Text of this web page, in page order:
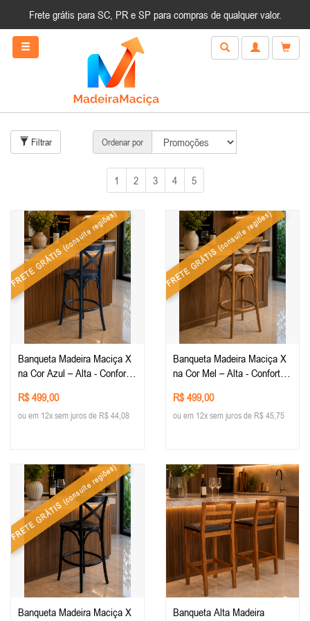
Frete grátis para SC, PR e SP para compras de qualquer valor.
Filtrar Ordenar por
1 2 3 4 5
FRETE GRÁTIS
(consulte regiões)
Banqueta Madeira Maciça X
na Cor Azul – Alta - Conforto
Mobiliario Rústico
R$ 499,00
ou em 12x sem juros de R$ 44,08
FRETE GRÁTIS
(consulte regiões)
Banqueta Madeira Maciça X
na Cor Mel – Alta - Conforto
Mobiliario Rústico
R$ 499,00
ou em 12x sem juros de R$ 45,75
FRETE GRÁTIS
(consulte regiões)
Banqueta Madeira Maciça X
Banqueta Alta Madeira